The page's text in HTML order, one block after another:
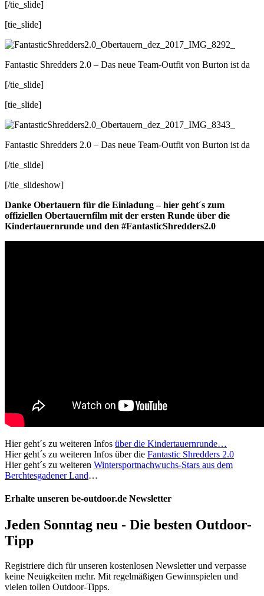
[/tie_slide]
[tie_slide]
Fantastic Shredders 2.0 – Das neue Team-Outfit von Burton ist da
[/tie_slide]
[tie_slide]
Fantastic Shredders 2.0 – Das neue Team-Outfit von Burton ist da
[/tie_slide]
[/tie_slideshow]
Danke Obertauern für die Einladung – hier geht´s zum
offiziellen Obertauernfilm mit der ersten Runde über die
Kindertauernrunde und den #FantasticShredders2.0
Hier geht´s zu weiteren Infos über die Kindertauernrunde…
Hier geht´s zu weiteren Infos über die Fantastic Shredders 2.0
Hier geht´s zu weiteren Wintersportnachwuchs-Stars aus dem
Berchtesgadener Land…
Erhalte unseren be-outdoor.de Newsletter
Jeden Sonntag neu - Die besten Outdoor-
Tipp
Registriere dich für unseren kostenlosen Newsletter und verpasse
keine Neuigkeiten mehr. Mit regelmäßigen Gewinnspielen und
vielen tollen Outdoor-Tipps.